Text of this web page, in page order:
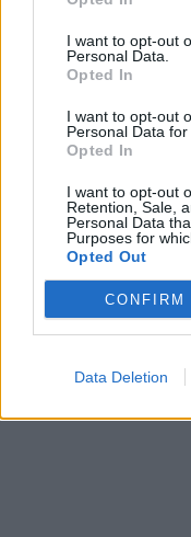
I want to opt-out
Personal Data.
Opted In
I want to opt-out
Personal Data for
Opted In
I want to opt-out
Retention, Sale,
Personal Data
Purposes for
Opted Out
CONFIRM
Data Deletion
χαρακτηριστεί η
παραγωγή λαδιού
Ακολουθήστε το
μάθετε πρώτοι
TASTE ATLAS
ΚΑΛΑΜΑΤΑ
ΠΕΛΟΠΟΝΝΗΣΟΣ